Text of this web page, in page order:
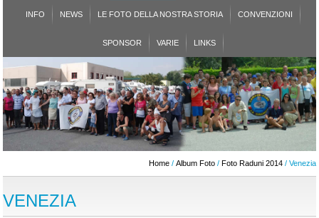
INFO NEWS LE FOTO DELLA NOSTRA STORIA CONVENZIONI
SPONSOR VARIE LINKS
Home/ Album Foto/ Foto Raduni 2014/ Venezia
VENEZIA